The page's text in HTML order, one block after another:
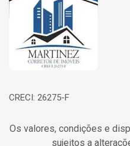
CRECI: 26275-F
Os valores, condições e
sujeitos a